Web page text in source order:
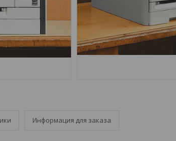
Информация для заказа